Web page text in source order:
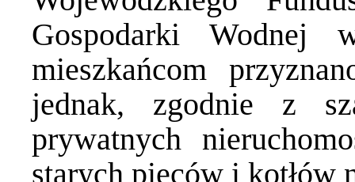
Gospodarki
mieszkańcom
jednak, zgodnie z
prywatnych
starych pieców i kotłów